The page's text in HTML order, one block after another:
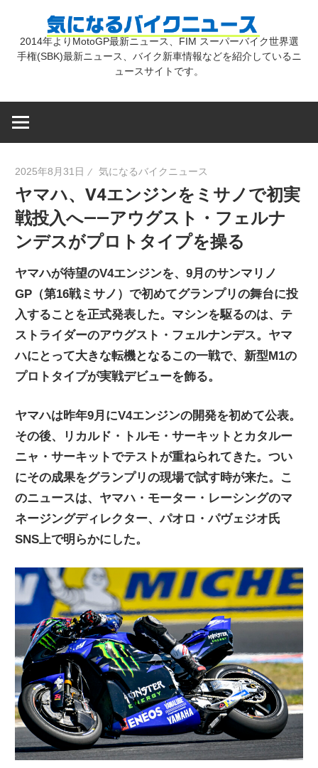
気
バ
ク
ニ
ー
ス
2014年よりMotoGP最新ニュース、FIM スーパーバイク世界選
手権(SBK)最新ニュース、バイク新車情報などを紹介しているニ
ュースサイトです。
2025年8月31日 気になるバイクニュース
ヤマハ、V4エンジンをミサノで初実
戦投入へ――アウグスト・フェルナ
ンデスがプロトタイプを操る
ヤマハが待望のV4エンジンを、9月のサンマリノ
GP（第16戦ミサノ）で初めてグランプリの舞台に投
入することを正式発表した。マシンを駆るのは、テ
ストライダーのアウグスト・フェルナンデス。ヤマ
ハにとって大きな転機となるこの一戦で、新型M1の
プロトタイプが実戦デビューを飾る。
ヤマハは昨年9月にV4エンジンの開発を初めて公表。
その後、リカルド・トルモ・サーキットとカタルー
ニャ・サーキットでテストが重ねられてきた。つい
にその成果をグランプリの現場で試す時が来た。こ
のニュースは、ヤマハ・モーター・レーシングのマ
ネージングディレクター、パオロ・パヴェジオ氏
SNS上で明らかにした。